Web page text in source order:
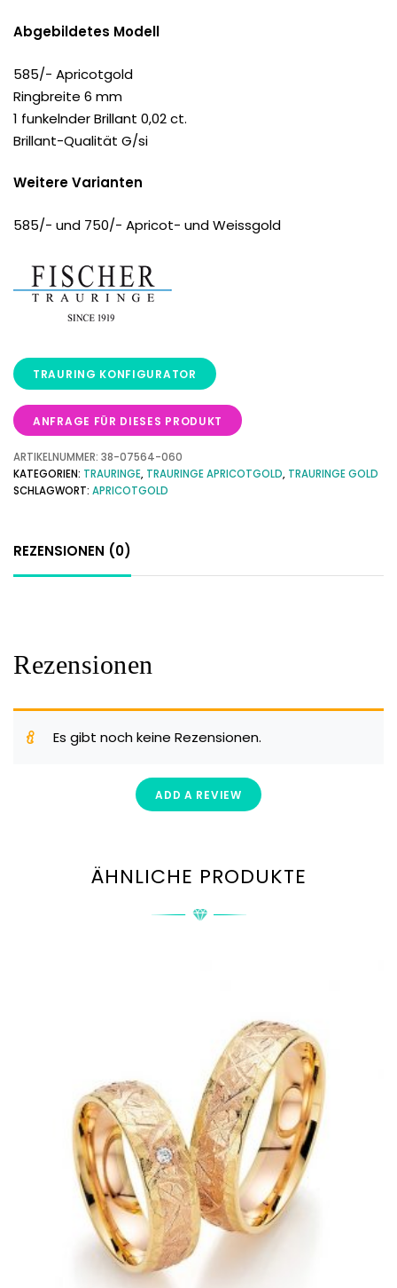
Abgebildetes Modell
585/- Apricotgold
Ringbreite 6 mm
1 funkelnder Brillant 0,02 ct.
Brillant-Qualität G/si
Weitere Varianten
585/- und 750/- Apricot- und Weissgold
ANFRAGE FÜR DIESES PRODUKT
ARTIKELNUMMER: 38-07564-060
KATEGORIEN: TRAURINGE, TRAURINGE APRICOTGOLD, TRAURINGE GOLD
SCHLAGWORT: APRICOTGOLD
REZENSIONEN (0)
Rezensionen
Es gibt noch keine Rezensionen.
ADD A REVIEW
ÄHNLICHE PRODUKTE